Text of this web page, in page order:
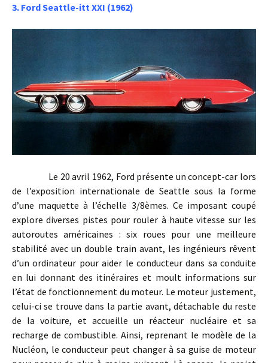
3. Ford Seattle-itt XXI (1962)
Le 20 avril 1962, Ford présente un concept-car lors
de l’exposition internationale de Seattle sous la forme
d’une maquette à l’échelle 3/8èmes. Ce imposant coupé
explore diverses pistes pour rouler à haute vitesse sur les
autoroutes américaines : six roues pour une meilleure
stabilité avec un double train avant, les ingénieurs rêvent
d’un ordinateur pour aider le conducteur dans sa conduite
en lui donnant des itinéraires et moult informations sur
l’état de fonctionnement du moteur. Le moteur justement,
celui-ci se trouve dans la partie avant, détachable du reste
de la voiture, et accueille un réacteur nucléaire et sa
recharge de combustible. Ainsi, reprenant le modèle de la
Nucléon, le conducteur peut changer à sa guise de moteur